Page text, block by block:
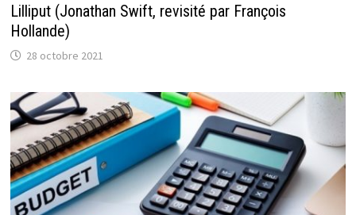
Lilliput (Jonathan Swift, revisité par François
Hollande)
28 octobre 2021